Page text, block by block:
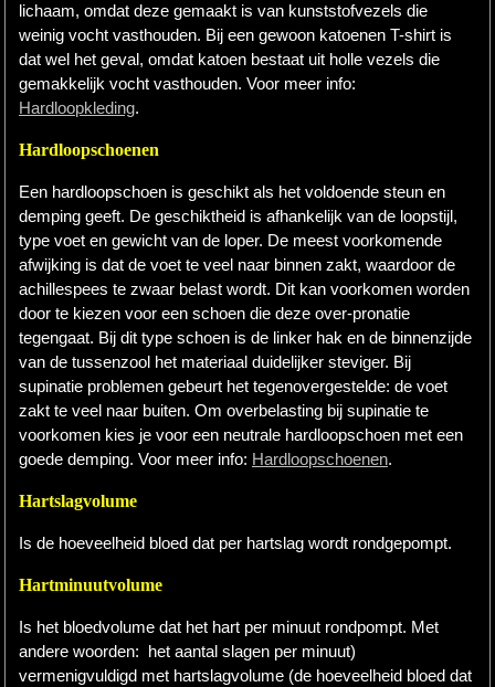
lichaam, omdat deze gemaakt is van kunststofvezels die
weinig vocht vasthouden. Bij een gewoon katoenen T-shirt is
dat wel het geval, omdat katoen bestaat uit holle vezels die
gemakkelijk vocht vasthouden. Voor meer info:
Hardloopkleding.
Hardloopschoenen
Een hardloopschoen is geschikt als het voldoende steun en
demping geeft. De geschiktheid is afhankelijk van de loopstijl,
type voet en gewicht van de loper. De meest voorkomende
afwijking is dat de voet te veel naar binnen zakt, waardoor de
achillespees te zwaar belast wordt. Dit kan voorkomen worden
door te kiezen voor een schoen die deze over-pronatie
tegengaat. Bij dit type schoen is de linker hak en de binnenzijde
van de tussenzool het materiaal duidelijker steviger. Bij
supinatie problemen gebeurt het tegenovergestelde: de voet
zakt te veel naar buiten. Om overbelasting bij supinatie te
voorkomen kies je voor een neutrale hardloopschoen met een
goede demping. Voor meer info: Hardloopschoenen.
Hartslagvolume
Is de hoeveelheid bloed dat per hartslag wordt rondgepompt.
Hartminuutvolume
Is het bloedvolume dat het hart per minuut rondpompt. Met
andere woorden: het aantal slagen per minuut)
vermenigvuldigd met hartslagvolume (de hoeveelheid bloed dat